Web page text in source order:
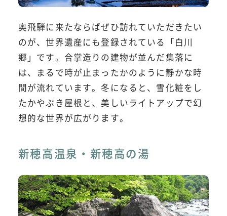
奥飛騨に来たならばぜひ訪れていただきたい
のが、世界遺産にも登録されている「白川
郷」です。合掌造りの建物が並んだ集落に
は、まるで時が止まったかのように静かな時
間が流れています。冬になると、雪化粧をし
たかやぶき屋根と、美しいライトアップで幻
想的な世界が広がります。
新穂高温泉・新穂高の湯